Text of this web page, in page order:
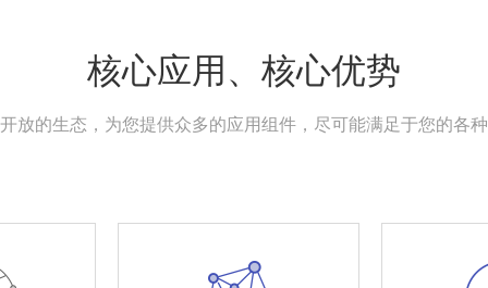
核心应用、核心优势
放的生态，为您提供众多的应用组件，尽可能满足于您的各